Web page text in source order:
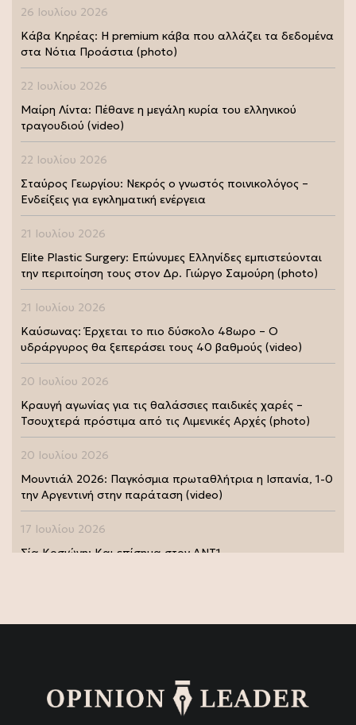
26 Ιουλίου 2026
Κάβα Κηρέας: Η premium κάβα που αλλάζει τα δεδομένα
στα Νότια Προάστια (photo)
22 Ιουλίου 2026
Μαίρη Λίντα: Πέθανε η μεγάλη κυρία του ελληνικού
τραγουδιού (video)
22 Ιουλίου 2026
Σταύρος Γεωργίου: Νεκρός ο γνωστός ποινικολόγος –
Ενδείξεις για εγκληματική ενέργεια
21 Ιουλίου 2026
Elite Plastic Surgery: Επώνυμες Ελληνίδες εμπιστεύονται
την περιποίηση τους στον Δρ. Γιώργο Σαμούρη (photo)
21 Ιουλίου 2026
Καύσωνας: Έρχεται το πιο δύσκολο 48ωρο – Ο
υδράργυρος θα ξεπεράσει τους 40 βαθμούς (video)
20 Ιουλίου 2026
Κραυγή αγωνίας για τις θαλάσσιες παιδικές χαρές –
Τσουχτερά πρόστιμα από τις Λιμενικές Αρχές (photo)
20 Ιουλίου 2026
Μουντιάλ 2026: Παγκόσμια πρωταθλήτρια η Ισπανία, 1-0
την Αργεντινή στην παράταση (video)
17 Ιουλίου 2026
Σία Κοσιώνη: Και επίσημα στον ΑΝΤ1
της Μάρως Κοντού (photo)
Μάρω Κοντού: Πέθανε η σπουδαία ηθοποιός (video)